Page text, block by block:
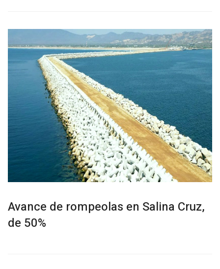
Avance de rompeolas en Salina Cruz,
de 50%